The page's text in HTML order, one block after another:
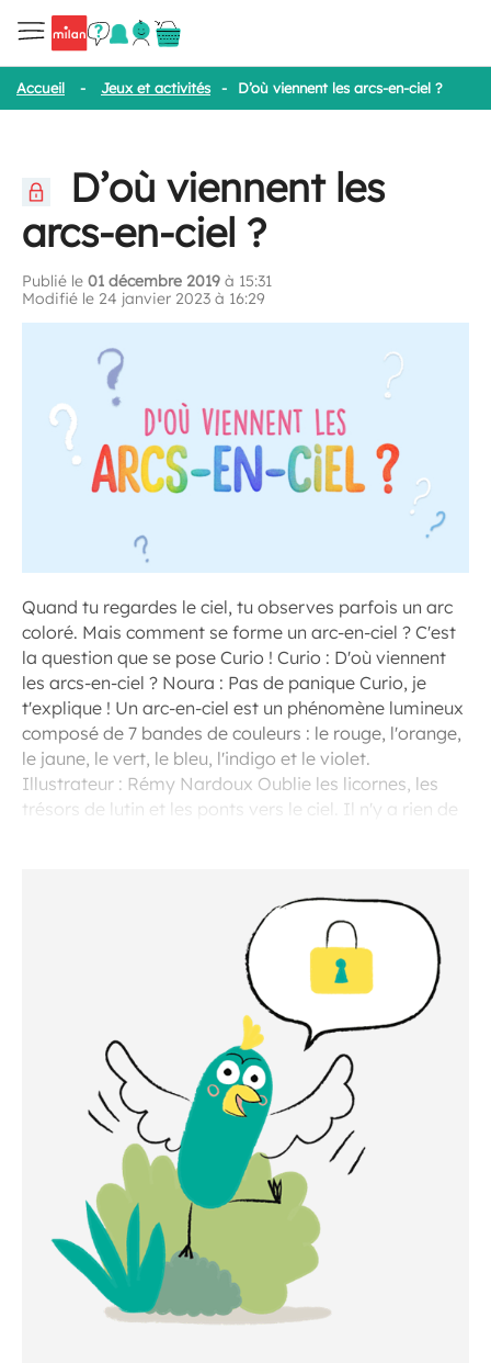
Accueil - Jeux et activités - D’où viennent les arcs-en-ciel ?
D’où viennent les
arcs-en-ciel ?
Publié le 01 décembre 2019 à 15:31
Modifié le 24 janvier 2023 à 16:29
Quand tu regardes le ciel, tu observes parfois un arc
coloré. Mais comment se forme un arc-en-ciel ? C'est
la question que se pose Curio ! Curio : D'où viennent
les arcs-en-ciel ? Noura : Pas de panique Curio, je
t'explique ! Un arc-en-ciel est un phénomène lumineux
composé de 7 bandes de couleurs : le rouge, l'orange,
le jaune, le vert, le bleu, l'indigo et le violet.
Illustrateur : Rémy Nardoux Oublie les licornes, les
trésors de lutin et les ponts vers le ciel. Il n'y a rien de